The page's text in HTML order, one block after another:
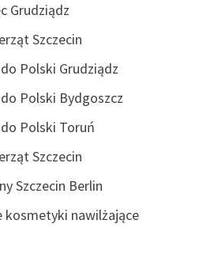
Grudziądz
Szczecin
Polski Grudziądz
Polski Bydgoszcz
Polski Toruń
Szczecin
Szczecin Berlin
kosmetyki nawilżające